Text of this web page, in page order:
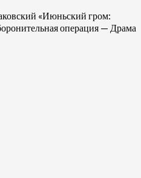
«Июньский гром:
операция — Драма